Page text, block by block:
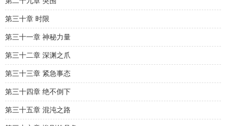
第三十章 时限
第三十一章 神秘力量
第三十二章 深渊之爪
第三十三章 紧急事态
第三十四章 绝不倒下
第三十五章 混沌之路